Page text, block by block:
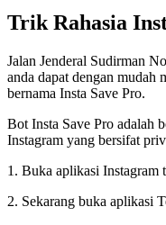
Trik Rahasia
Jalan Jenderal Sudirman
anda dapat dengan mudah
bernama Insta Save Pro.
Bot Insta Save Pro adalah
Instagram yang bersifat
1. Buka aplikasi
2. Sekarang buka aplikasi